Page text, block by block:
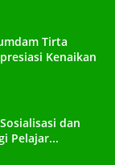
Tirta
Kenaikan
dan
Pelajar...